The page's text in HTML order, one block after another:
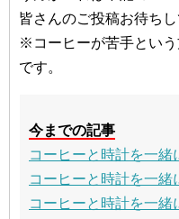
皆さんのご投稿お待ちし
※コーヒーが苦手とい
です。
今までの記事
コーヒーと時計を一緒
コーヒーと時計を一緒
コーヒーと時計を一緒